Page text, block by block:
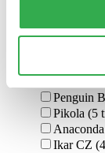
Albatros
Penguin
Pikola (5
Ikar CZ